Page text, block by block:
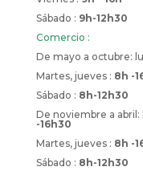
Sábado : 9h-12h30
Comercio :
De mayo a octubre:
Martes, jueves : 8h -
Sábado : 8h-12h30
De noviembre a
-16h30
Martes, jueves : 8h -
Sábado : 8h-12h30